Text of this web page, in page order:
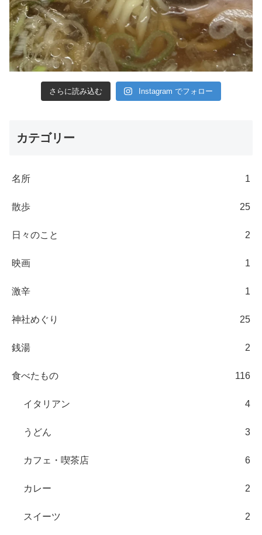
さらに読み込む Instagram でフォロー
カテゴリー
名所 1
散歩 25
日々のこと 2
映画 1
激辛 1
神社めぐり 25
銭湯 2
食べたもの 116
イタリアン 4
うどん 3
カフェ・喫茶店 6
カレー 2
スイーツ 2